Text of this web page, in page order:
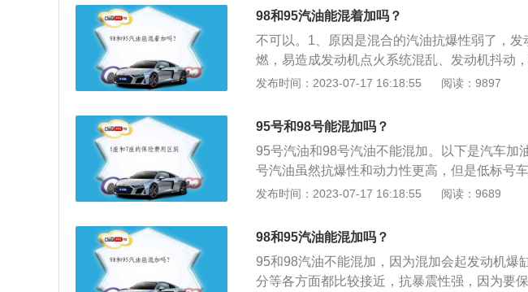
机的运作受到影响，发动机比较容易出现故障
过高，所以这种发动机就需要使用更高标号的
震是发动机内一种不正常的燃烧现象，爆震会
严重的爆震甚至会导致发动机出现连杆变形或活
98和95汽油能混着加吗？
不可以。1、原因是混合的汽油抗爆性弱了，
燃，易造成发动机点火系统混乱、发动机抖动
油是混合物，平时所接触的汽油标号是指汽油
接近，抗暴震性强，两者混用一般不会有什么
混用，会造成爆震、动力不足等现象，并且会
更多的尾气污染。
发布时间：2023-07-17 16:18:55 阅读：9897
95号和98号能混加吗？
95号汽油和98号汽油不能混加。以下是汽车加
号汽油虽然抗爆性和动力性更高，但是低标号
标号越高越适合压缩比更大的发动机，而加95
油进行混加使用，比如说98和95号汽油混加，
发布时间：2023-07-17 16:18:55 阅读：9689
98和95汽油能混加吗？
95和98汽油不能混加，因为混加会起发动机爆
分等各方面都比较接近，抗暴震性强，因为要